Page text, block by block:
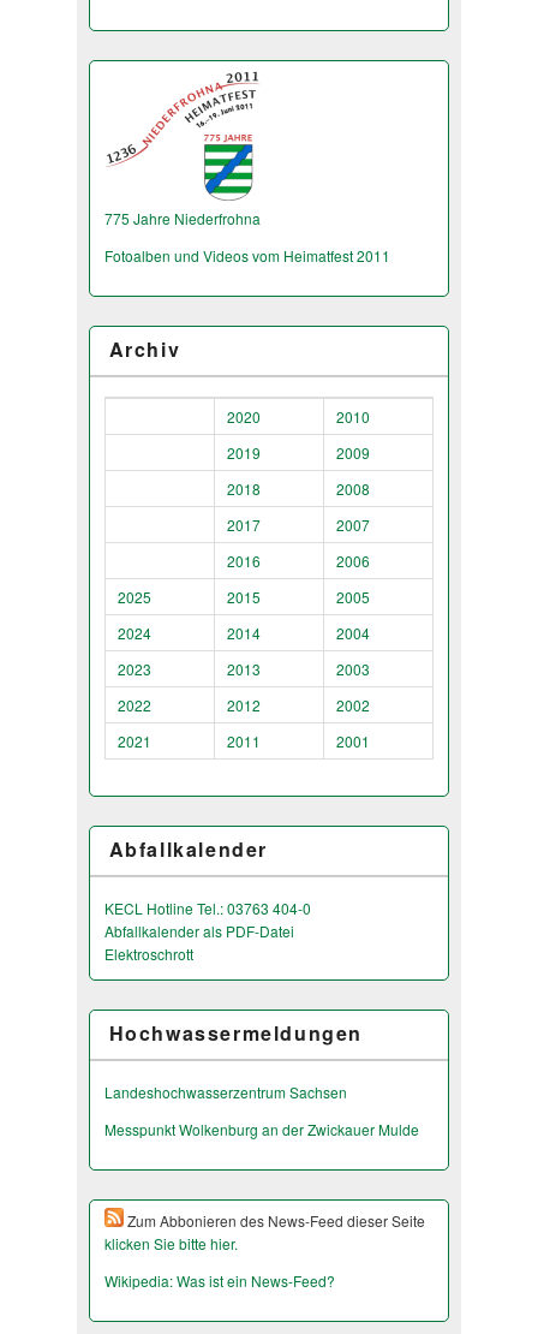
775 Jahre Niederfrohna
Fotoalben und Videos vom Heimatfest 2011
Archiv
2020
2010
2019
2009
2018
2008
2017
2007
2016
2006
2025
2015
2005
2024
2014
2004
2023
2013
2003
2022
2012
2002
2021
2011 2001
Abfallkalender
KECL Hotline Tel.: 03763 404-0
Abfallkalender als PDF-Datei
Elektroschrott
Hochwassermeldungen
Landeshochwas­serzentrum Sachsen
Messpunkt Wolkenburg an der Zwickauer Mulde
Zum Abbonieren des News-Feed dieser Seite
klicken Sie bitte hier.
Wikipedia: Was ist ein News-Feed?